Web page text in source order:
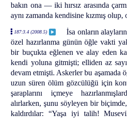
bakın ona — iki hırsız arasında
aynı zamanda kendisine kızmış olup,
187:3.4 (2008.5)
İsa onların
özel hazırlanma günün öğle vakti
bir buçukta eğlenen ve alay eden
kendi yoluna gitmişti; elliden az
devam etmişti. Askerler bu aşamada
uzun süren ölüm gözcülüğü için
şaraplarını içmeye
alırlarken, şunu söyleyen bir
kaldırdılar: “Yaşa iyi talih!